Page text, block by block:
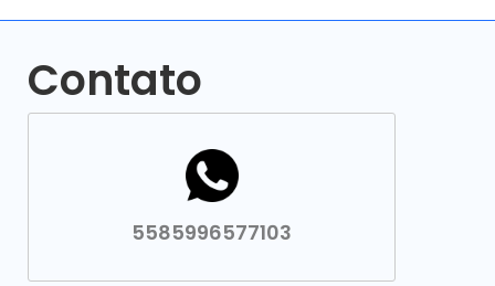
Contato
5585996577103